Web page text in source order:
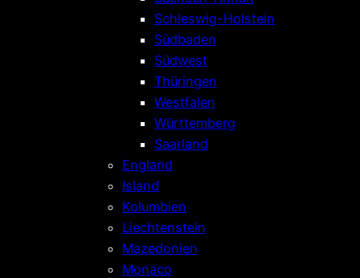
Schleswig-Holstein
Südbaden
Südwest
Thüringen
Westfalen
Württemberg
Saarland
England
Island
Kolumbien
Liechtenstein
Mazedonien
Monaco